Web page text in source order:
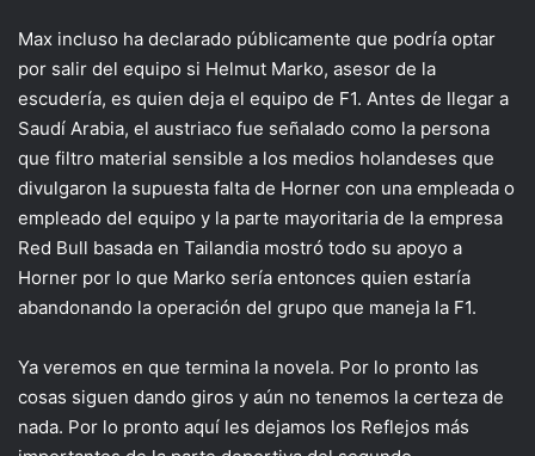
Max incluso ha declarado públicamente que podría optar
por salir del equipo si Helmut Marko, asesor de la
escudería, es quien deja el equipo de F1. Antes de llegar a
Saudí Arabia, el austriaco fue señalado como la persona
que filtro material sensible a los medios holandeses que
divulgaron la supuesta falta de Horner con una empleada o
empleado del equipo y la parte mayoritaria de la empresa
Red Bull basada en Tailandia mostró todo su apoyo a
Horner por lo que Marko sería entonces quien estaría
abandonando la operación del grupo que maneja la F1.
Ya veremos en que termina la novela. Por lo pronto las
cosas siguen dando giros y aún no tenemos la certeza de
nada. Por lo pronto aquí les dejamos los Reflejos más